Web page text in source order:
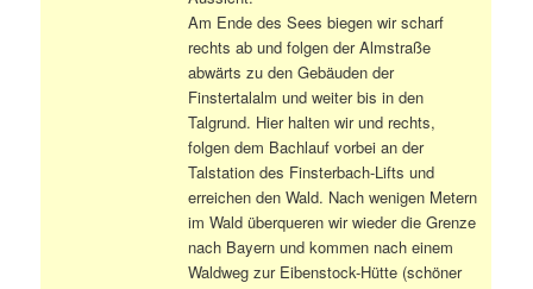
Am Ende des Sees biegen wir scharf
rechts ab und folgen der Almstraße
abwärts zu den Gebäuden der
Finstertalalm und weiter bis in den
Talgrund. Hier halten wir und rechts,
folgen dem Bachlauf vorbei an der
Talstation des Finsterbach-Lifts und
erreichen den Wald. Nach wenigen Metern
im Wald überqueren wir wieder die Grenze
nach Bayern und kommen nach einem
Waldweg zur Eibenstock-Hütte (schöner